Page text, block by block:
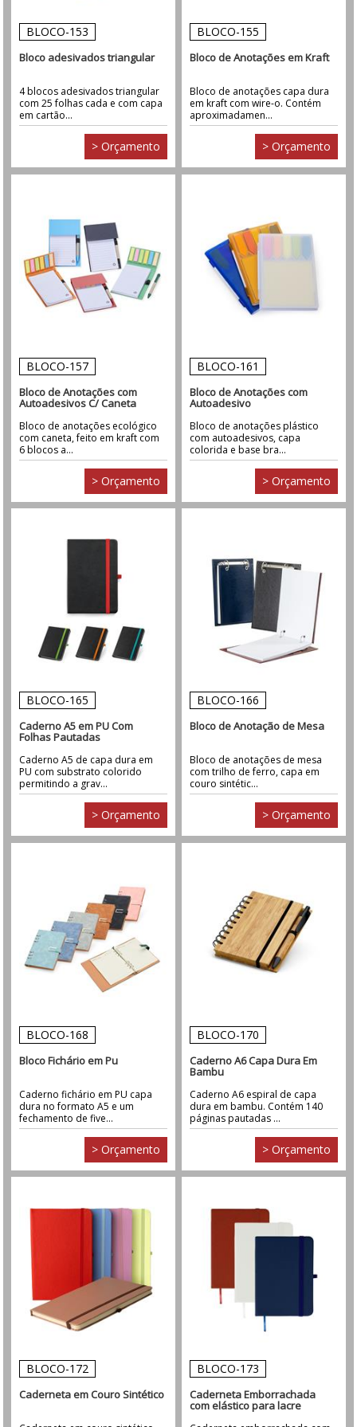
BLOCO-153
Bloco adesivados triangular
4 blocos adesivados triangular
com 25 folhas cada e com capa
em cartão...
> Orçamento
BLOCO-155
Bloco de Anotações em Kraft
Bloco de anotações capa dura
em kraft com wire-o. Contém
aproximadamen...
> Orçamento
BLOCO-157
Bloco de Anotações com
Autoadesivos C/ Caneta
Bloco de anotações ecológico
com caneta, feito em kraft com
6 blocos a...
> Orçamento
BLOCO-161
Bloco de Anotações com
Autoadesivo
Bloco de anotações plástico
com autoadesivos, capa
colorida e base bra...
> Orçamento
BLOCO-165
Caderno A5 em PU Com
Folhas Pautadas
Caderno A5 de capa dura em
PU com substrato colorido
permitindo a grav...
> Orçamento
BLOCO-166
Bloco de Anotação de Mesa
Bloco de anotações de mesa
com trilho de ferro, capa em
couro sintétic...
> Orçamento
BLOCO-168
Bloco Fichário em Pu
Caderno fichário em PU capa
dura no formato A5 e um
fechamento de five...
> Orçamento
BLOCO-170
Caderno A6 Capa Dura Em
Bambu
Caderno A6 espiral de capa
dura em bambu. Contém 140
páginas pautadas ...
> Orçamento
BLOCO-172
Caderneta em Couro Sintético
BLOCO-173
Caderneta Emborrachada
com elástico para lacre